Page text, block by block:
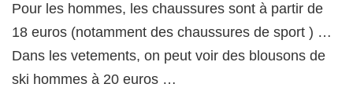
Pour les hommes, les chaussures sont à partir de
18 euros (notamment des chaussures de sport ) …
Dans les vetements, on peut voir des blousons de
ski hommes à 20 euros …